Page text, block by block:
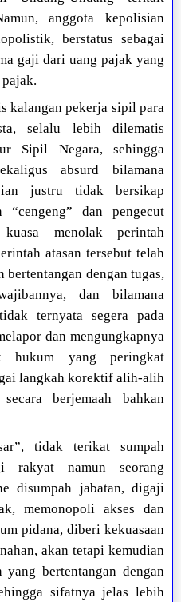
anggota kepolisian
berstatus sebagai
gaji dari uang pajak yang
kalangan pekerja sipil para
selalu lebih dilematis
Sipil Negara, sehingga
absurd bilamana
justru tidak bersikap
“cengeng” dan pengecut
kuasa menolak perintah
atasan tersebut telah
bertentangan dengan tugas,
dan bilamana
ternyata segera pada
dan mengungkapnya
hukum yang peringkat
langkah korektif alih-alih
berjemaah bahkan
tidak terikat sumpah
rakyat—namun seorang
disumpah jabatan, digaji
memonopoli akses dan
pidana, diberi kekuasaan
akan tetapi kemudian
bertentangan dengan
sifatnya jelas lebih